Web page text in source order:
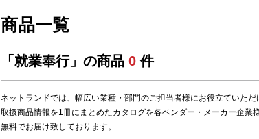
商品一覧
「就業奉行」の商品0 件
ネットランドでは、幅広い業種・部門のご担当者様にお役立ていただ
取扱商品情報を1冊にまとめたカタログを各ベンダー・メーカー企業
無料でお届け致しております。